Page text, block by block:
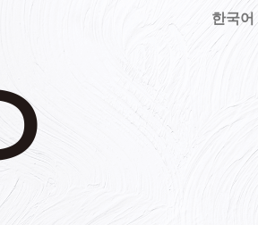
한국어